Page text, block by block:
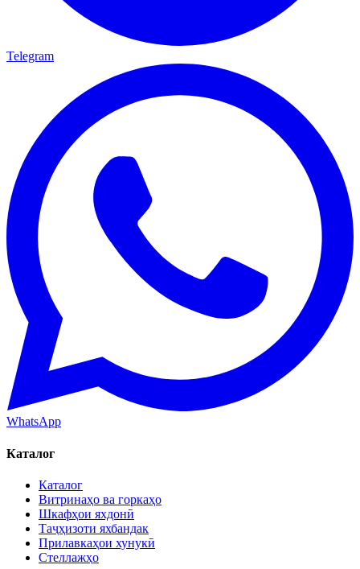
Telegram
WhatsApp
Каталог
Каталог
Витринаҳо ва горкаҳо
Шкафҳои яхдонӣ
Таҷҳизоти яхбандак
Прилавкаҳои хунукӣ
Стеллажҳо